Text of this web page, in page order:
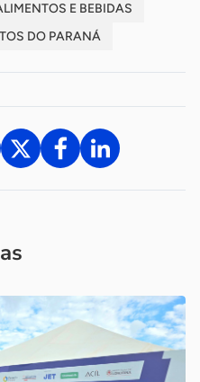
E BEBIDAS
DO PARANÁ